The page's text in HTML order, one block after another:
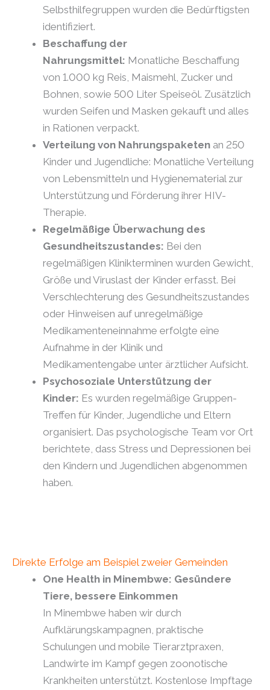
Selbsthilfegruppen wurden die Bedürftigsten
identifiziert.
Beschaffung der
Nahrungsmittel: Monatliche Beschaffung
von 1.000 kg Reis, Maismehl, Zucker und
Bohnen, sowie 500 Liter Speiseöl. Zusätzlich
wurden Seifen und Masken gekauft und alles
in Rationen verpackt.
Verteilung von Nahrungspaketen an 250
Kinder und Jugendliche: Monatliche Verteilung
von Lebensmitteln und Hygienematerial zur
Unterstützung und Förderung ihrer HIV-
Therapie.
Regelmäßige Überwachung des
Gesundheitszustandes: Bei den
regelmäßigen Klinikterminen wurden Gewicht,
Größe und Viruslast der Kinder erfasst. Bei
Verschlechterung des Gesundheitszustandes
oder Hinweisen auf unregelmäßige
Medikamenteneinnahme erfolgte eine
Aufnahme in der Klinik und
Medikamentengabe unter ärztlicher Aufsicht.
Psychosoziale Unterstützung der
Kinder: Es wurden regelmäßige Gruppen-
Treffen für Kinder, Jugendliche und Eltern
organisiert. Das psychologische Team vor Ort
berichtete, dass Stress und Depressionen bei
den Kindern und Jugendlichen abgenommen
haben.
Direkte Erfolge am Beispiel zweier Gemeinden
One Health in Minembwe: Gesündere
Tiere, bessere Einkommen
In Minembwe haben wir durch
Aufklärungskampagnen, praktische
Schulungen und mobile Tierarztpraxen,
Landwirte im Kampf gegen zoonotische
Krankheiten unterstützt. Kostenlose Impftage